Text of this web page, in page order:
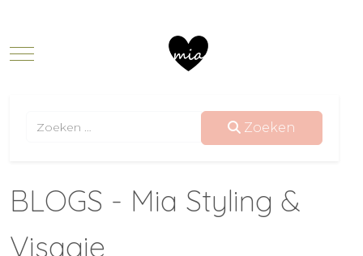
Mobile Menu Toggle
Zoeken
BLOGS - Mia Styling &
Visagie